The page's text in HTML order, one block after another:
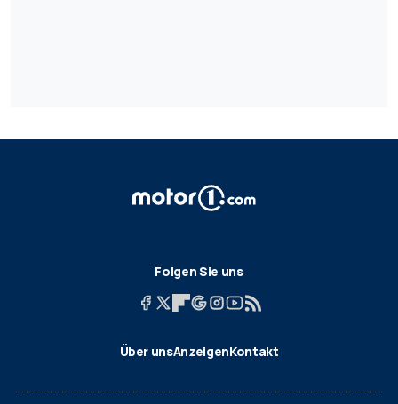
Folgen Sie uns
Über unsAnzeigenKontakt